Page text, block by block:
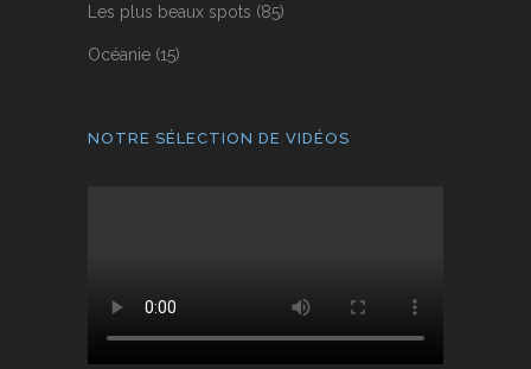
Les plus beaux spots (85)
Océanie (15)
NOTRE SÉLECTION DE VIDÉOS